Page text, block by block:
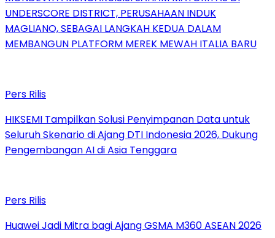
UNDERSCORE DISTRICT, PERUSAHAAN INDUK
MAGLIANO, SEBAGAI LANGKAH KEDUA DALAM
MEMBANGUN PLATFORM MEREK MEWAH ITALIA BARU
Pers Rilis
HIKSEMI Tampilkan Solusi Penyimpanan Data untuk
Seluruh Skenario di Ajang DTI Indonesia 2026, Dukung
Pengembangan AI di Asia Tenggara
Pers Rilis
Huawei Jadi Mitra bagi Ajang GSMA M360 ASEAN 2026